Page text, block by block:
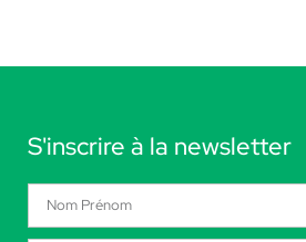
S'inscrire à la newsletter